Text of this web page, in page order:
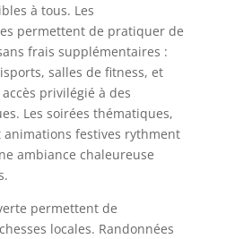
à tous. Les
permettent de pratiquer de
frais supplémentaires :
salles de fitness, et
privilégié à des
Les soirées thématiques,
animations festives rythment
ambiance chaleureuse
permettent de
locales. Randonnées